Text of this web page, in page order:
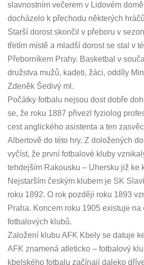
slavnostním večerem v Lidovém
docházelo k přechodu některých
Starší dorost skončil v přeboru v
třetím místě a mladší dorost se stal v
Přeborníkem Prahy. Basketbal v
družstva mužů, kadeti, žáci, oddíly
Zdeněk Šedivý ml.
Počátky fotbalu nejsou dost dobře
se, že roku 1887 přivezl fyziolog
cest anglického asistenta a ten
Albertově do této hry. Z doložených
vyčíst, že první fotbalové kluby
tehdejším Rakousku – Uhersku již ke
Nejstarším českým klubem je SK
roku 1892. O rok později roku 1893
Praha. Koncem roku 1905 existuje
fotbalových klubů.
Založení klubu AFK Kbely se datuje
AFK znamená atleticko – fotbalový
kbelského fotbalu začínají daleko